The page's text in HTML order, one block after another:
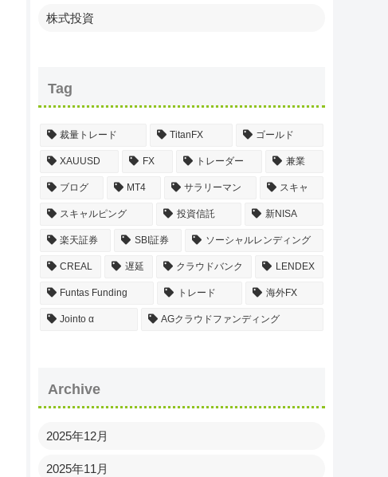
株式投資
Tag
裁量トレード TitanFX ゴールド
XAUUSD FX トレーダー 兼業
ブログ MT4 サラリーマン スキャ
スキャルピング 投資信託 新NISA
楽天証券 SBI証券 ソーシャルレンディング
CREAL 遅延 クラウドバンク LENDEX
Funtas Funding トレード 海外FX
Jointo α AGクラウドファンディング
Archive
2025年12月
2025年11月